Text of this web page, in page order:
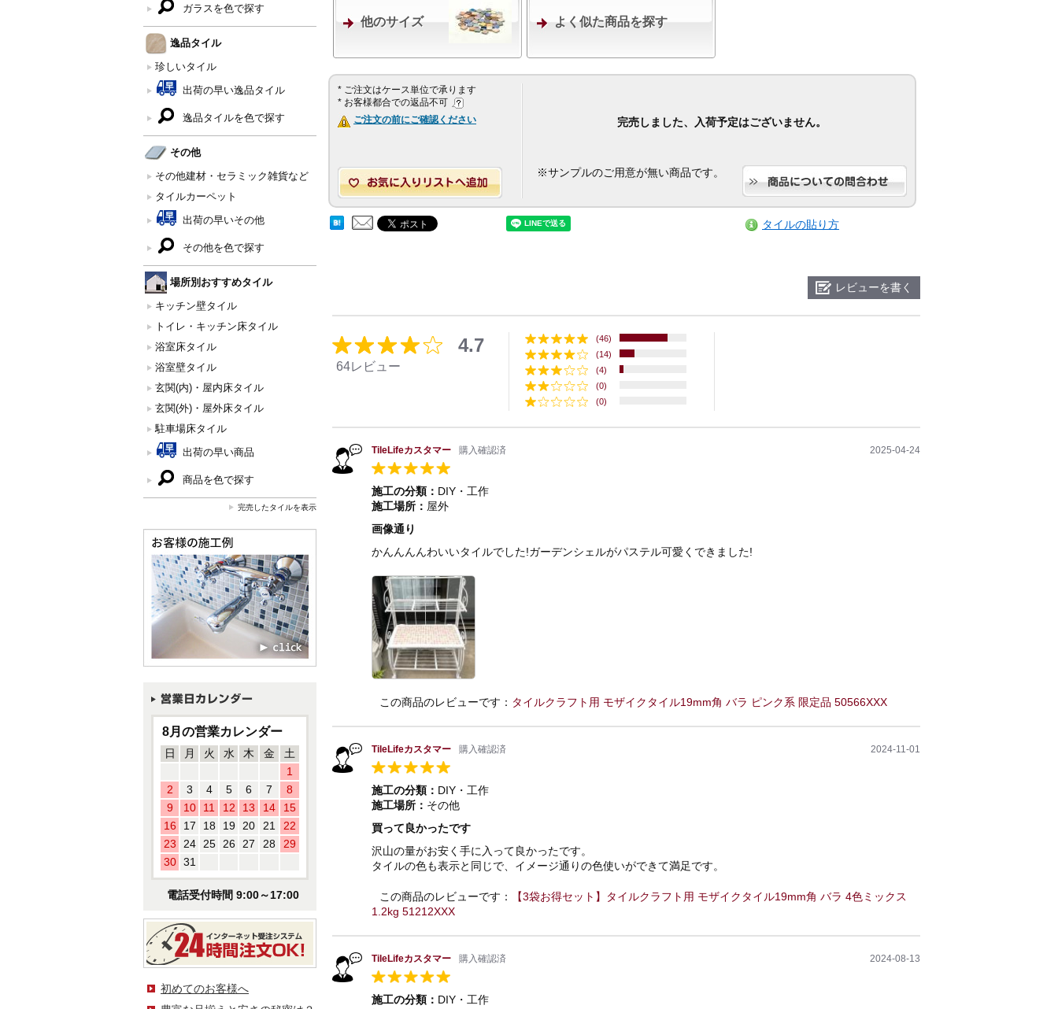
ガラスを色で探す
逸品タイル
珍しいタイル
出荷の早い逸品タイル
逸品タイルを色で探す
その他
その他建材・セラミック雑貨など
タイルカーペット
出荷の早いその他
その他を色で探す
場所別おすすめタイル
キッチン壁タイル
トイレ・キッチン床タイル
浴室床タイル
浴室壁タイル
玄関(内)・屋内床タイル
玄関(外)・屋外床タイル
駐車場床タイル
出荷の早い商品
商品を色で探す
完売したタイルを表示
8月の営業カレンダー
日 月 火 水 木 金
土
1
2
3 4 5 6 7
8
9
10 11 12 13 14
15
16
17 18 19 20 21
22
23
24 25 26 27 28
29
30 31
電話受付時間 9:00～17:00
初めてのお客様へ
他のサイズ よく似た商品を探す
* ご注文はケース単位で承ります
* お客様都合での返品不可
ご注文の前にご確認ください
完売しました、入荷予定はございません。
※サンプルのご用意が無い商品です。
タイルの貼り方
レビューを書く
4.7
64レビュー
(46)
(14)
(4)
(0)
(0)
TileLifeカスタマー 購入確認済 2025-04-24
施工の分類： DIY・工作
施工場所： 屋外
画像通り
かんんんんわいいタイルでした!ガーデンシェルがパステル可愛くできました!
この商品のレビューです： タイルクラフト用 モザイクタイル19mm角 バラ ピンク系 限定品 50566XXX
TileLifeカスタマー 購入確認済 2024-11-01
施工の分類： DIY・工作
施工場所： その他
買って良かったです
沢山の量がお安く手に入って良かったです。
タイルの色も表示と同じで、イメージ通りの色使いができて満足です。
この商品のレビューです：
【3袋お得セット】タイルクラフト用 モザイクタイル19mm角 バラ 4色ミックス
1.2kg 51212XXX
TileLifeカスタマー 購入確認済 2024-08-13
施工の分類： DIY・工作